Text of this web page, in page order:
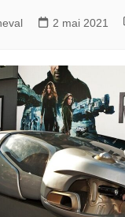
2 mai 2021